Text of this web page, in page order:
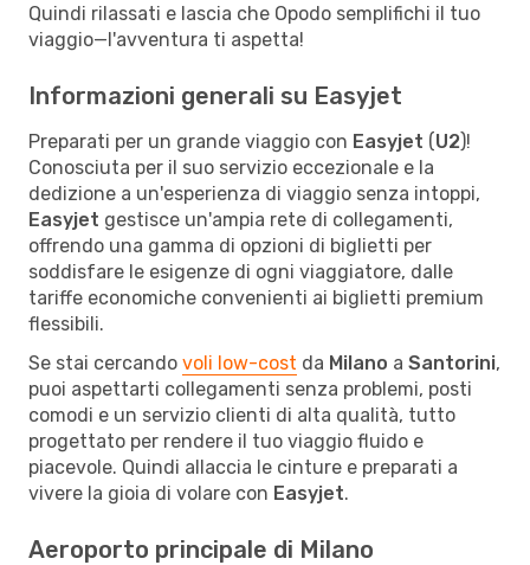
Quindi rilassati e lascia che Opodo semplifichi il tuo
viaggio—l'avventura ti aspetta!
Informazioni generali su Easyjet
Preparati per un grande viaggio con Easyjet (U2)!
Conosciuta per il suo servizio eccezionale e la
dedizione a un'esperienza di viaggio senza intoppi,
Easyjet gestisce un'ampia rete di collegamenti,
offrendo una gamma di opzioni di biglietti per
soddisfare le esigenze di ogni viaggiatore, dalle
tariffe economiche convenienti ai biglietti premium
flessibili.
Se stai cercando voli low-cost da Milano a Santorini,
puoi aspettarti collegamenti senza problemi, posti
comodi e un servizio clienti di alta qualità, tutto
progettato per rendere il tuo viaggio fluido e
piacevole. Quindi allaccia le cinture e preparati a
vivere la gioia di volare con Easyjet.
Aeroporto principale di Milano